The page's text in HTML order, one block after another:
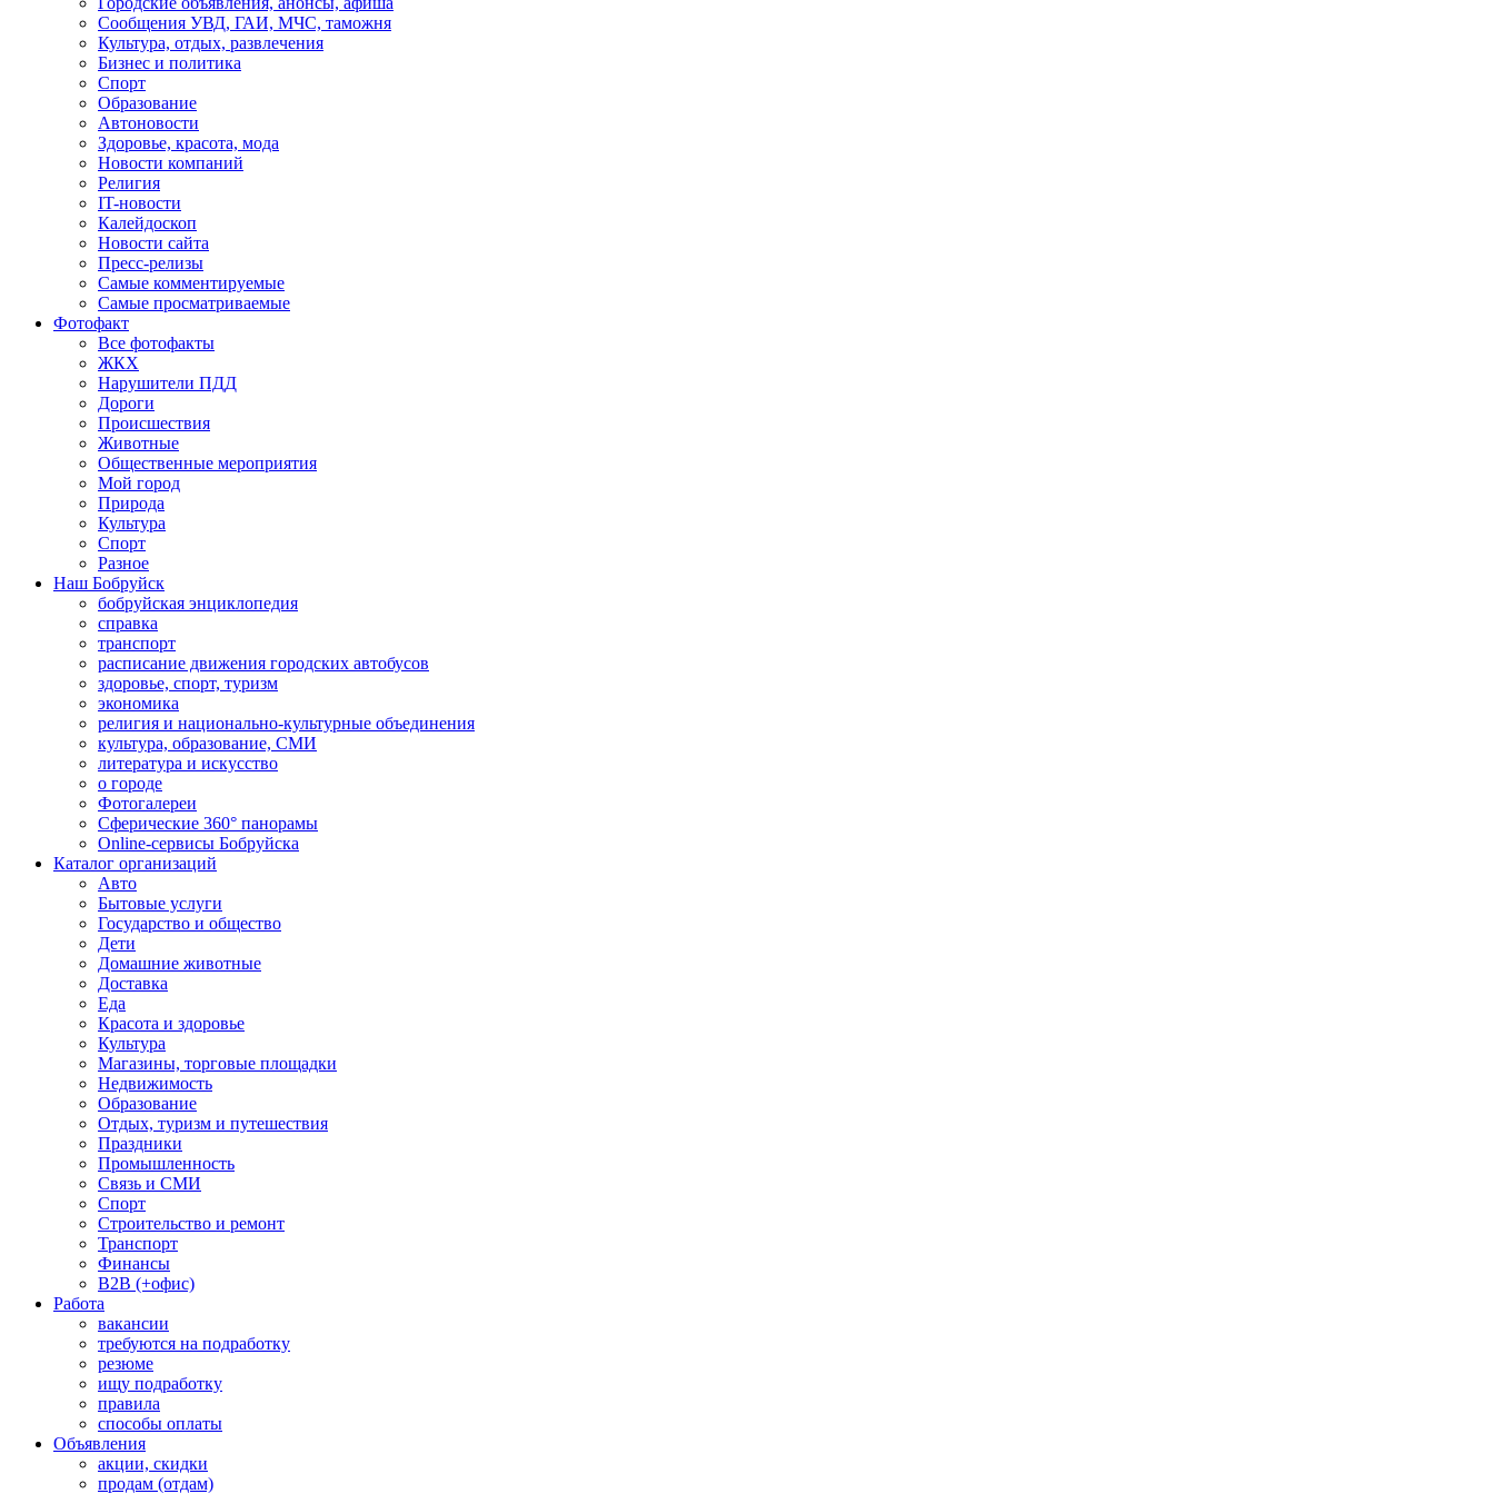
Сообщения УВД, ГАИ, МЧС, таможня
Культура, отдых, развлечения
Бизнес и политика
Спорт
Образование
Автоновости
Здоровье, красота, мода
Новости компаний
Религия
IT-новости
Калейдоскоп
Новости сайта
Пресс-релизы
Самые комментируемые
Самые просматриваемые
Фотофакт
Все фотофакты
ЖКХ
Нарушители ПДД
Дороги
Происшествия
Животные
Общественные мероприятия
Мой город
Природа
Культура
Спорт
Разное
Наш Бобруйск
бобруйская энциклопедия
справка
транспорт
расписание движения городских автобусов
здоровье, спорт, туризм
экономика
религия и национально-культурные объединения
культура, образование, СМИ
литература и искусство
о городе
Фотогалереи
Сферические 360° панорамы
Online-сервисы Бобруйска
Каталог организаций
Авто
Бытовые услуги
Государство и общество
Дети
Домашние животные
Доставка
Еда
Красота и здоровье
Культура
Магазины, торговые площадки
Недвижимость
Образование
Отдых, туризм и путешествия
Праздники
Промышленность
Связь и СМИ
Спорт
Строительство и ремонт
Транспорт
Финансы
B2B (+офис)
Работа
вакансии
требуются на подработку
резюме
ищу подработку
правила
способы оплаты
Объявления
акции, скидки
продам (отдам)